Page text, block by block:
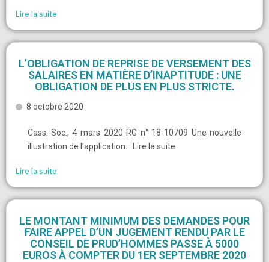
Lire la suite
L’OBLIGATION DE REPRISE DE VERSEMENT DES
SALAIRES EN MATIÈRE D’INAPTITUDE : UNE
OBLIGATION DE PLUS EN PLUS STRICTE.
8 octobre 2020
Cass. Soc., 4 mars 2020 RG n° 18-10709 Une nouvelle
illustration de l’application… Lire la suite
Lire la suite
LE MONTANT MINIMUM DES DEMANDES POUR
FAIRE APPEL D’UN JUGEMENT RENDU PAR LE
CONSEIL DE PRUD’HOMMES PASSE À 5000
EUROS À COMPTER DU 1ER SEPTEMBRE 2020